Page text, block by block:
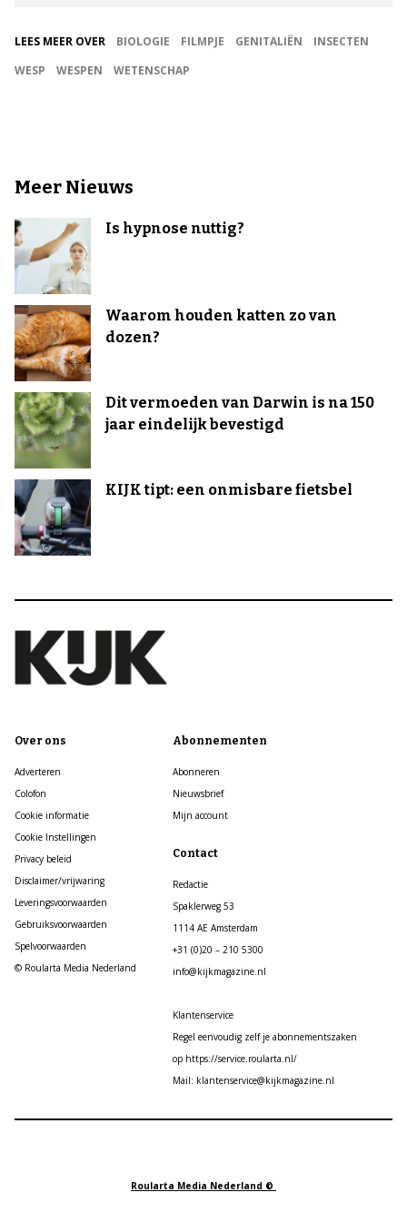
LEES MEER OVER BIOLOGIE FILMPJE GENITALIËN
INSECTEN
WESP
WESPEN WETENSCHAP
Meer Nieuws
Is hypnose nuttig?
Waarom houden katten zo van
dozen?
Dit vermoeden van Darwin is na 150
jaar eindelijk bevestigd
KIJK tipt: een onmisbare fietsbel
Over ons
Adverteren
Colofon
Cookie informatie
Cookie Instellingen
Privacy beleid
Disclaimer/vrijwaring
Leveringsvoorwaarden
Gebruiksvoorwaarden
Spelvoorwaarden
© Roularta Media Nederland
Abonnementen
Abonneren
Nieuwsbrief
Mijn account
Contact
Redactie
Spaklerweg 53
1114 AE Amsterdam
+31 (0)20 – 210 5300
info@kijkmagazine.nl
Klantenservice
Regel eenvoudig zelf je abonnementszaken
op https://service.roularta.nl/
Mail: klantenservice@kijkmagazine.nl
Roularta Media Nederland ©